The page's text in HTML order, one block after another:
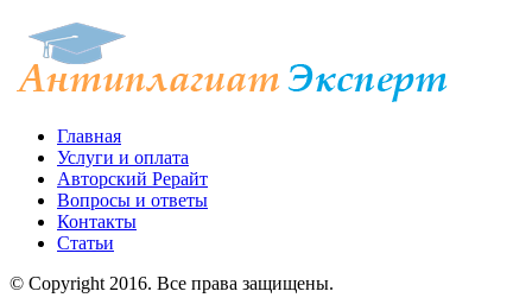
Главная
Услуги и оплата
Авторский Рерайт
Вопросы и ответы
Контакты
Статьи
© Copyright 2016. Все права защищены.